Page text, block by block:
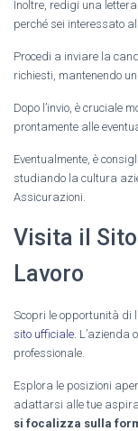
Inoltre, redigi una
perché sei interessato
Procedi a inviare la
richiesti, mantenendo
Dopo l’invio, è cruciale
prontamente alle
Eventualmente, è
studiando la cultura
Assicurazioni.
Visita il
Lavoro
Scopri le opportunità di
sito ufficiale .
professionale.
Esplora le posizioni
adattarsi alle tue
si focalizza sulla